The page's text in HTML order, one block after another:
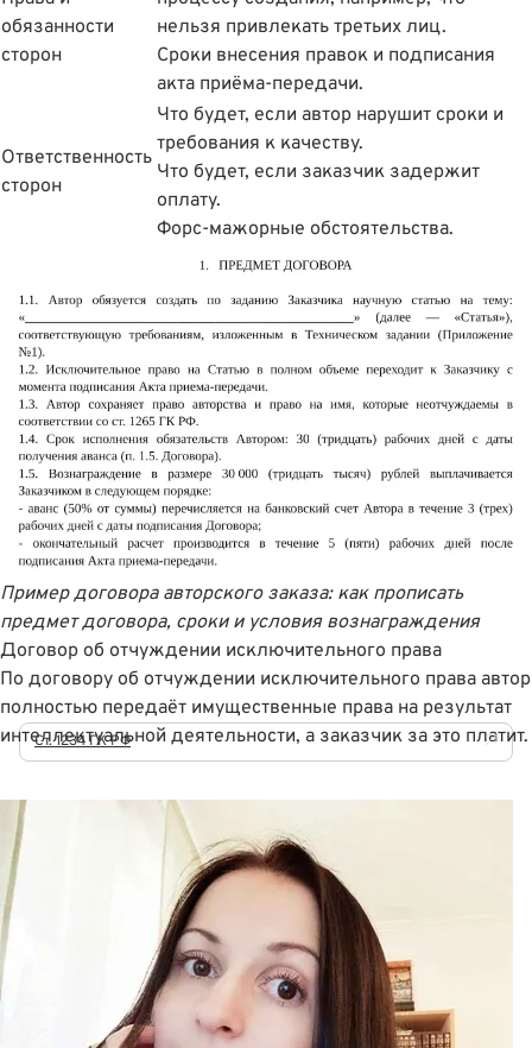
обязанности
сторон
нельзя привлекать третьих лиц.
Сроки внесения правок и подписания
акта приëма-передачи.
Ответственность
сторон
Что будет, если автор нарушит сроки и
требования к качеству.
Что будет, если заказчик задержит
оплату.
Форс-мажорные обстоятельства.
Пример договора авторского заказа: как прописать
предмет договора, сроки и условия вознаграждения
Договор об отчуждении исключительного права
По договору об отчуждении исключительного права автор
полностью передаëт имущественные права на результат
интеллектуальной деятельности, а заказчик за это платит.
Ст. 1234 ГК РФ